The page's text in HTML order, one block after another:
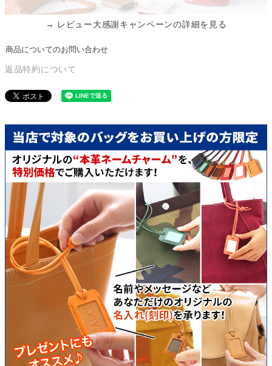
→ レビュー大感謝キャンペーンの詳細を見る
商品についてのお問い合わせ
返品特約について